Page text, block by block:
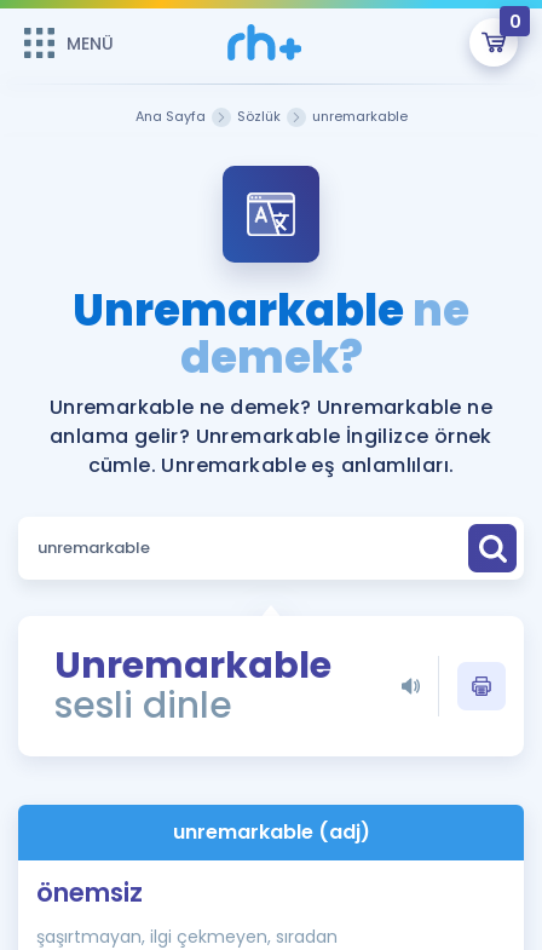
MENÜ
0
Şifremi Hatırlamıyorum
Sepetin Şu An Boş.
Remzi Hoca ile seni sınava hazırlayacak onlarca eğitim seni
bekliyor!
MENÜ
Katılımcı Görüşleri
Faydalı Araçlar
Ücretsiz Kaynaklar
ÖSYM Sınav Takvimi
Kampanyalar
İngilizce Gramer
İngilizce Gramer
Ana Sayfa Sözlük unremarkable
Unremarkablene
demek?
Unremarkable ne demek? Unremarkable ne
anlama gelir? Unremarkable İngilizce örnek
cümle. Unremarkable eş anlamlıları.
Unremarkable
sesli dinle
unremarkable (adj)
önemsiz
şaşırtmayan, ilgi çekmeyen, sıradan